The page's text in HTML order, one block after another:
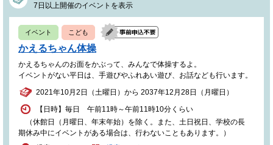
7日以上開催のイベントを表示
イベント こども
かえるちゃん体操
かえるちゃんのお面をかぶって、みんなで体操するよ。
イベントがない平日は、手遊びやふれあい遊び、お話なども行います。
2021年10月2日（土曜日）から 2037年12月28日（月曜日）
【日時】毎日 午前11時～午前11時10分くらい
（休館日（月曜日、年末年始）を除く。また、土日祝日、学校の長
期休み中にイベントがある場合は、行わないこともあります。）